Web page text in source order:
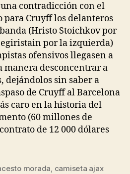
contradicción con el
para Cruyff los delanteros
(Hristo Stoichkov por
por la izquierda)
ofensivos llegasen a
manera desconcentrar a
dejándolos sin saber a
de Cruyff al Barcelona
caro en la historia del
(60 millones de
de 12 000 dólares
morada, camiseta ajax